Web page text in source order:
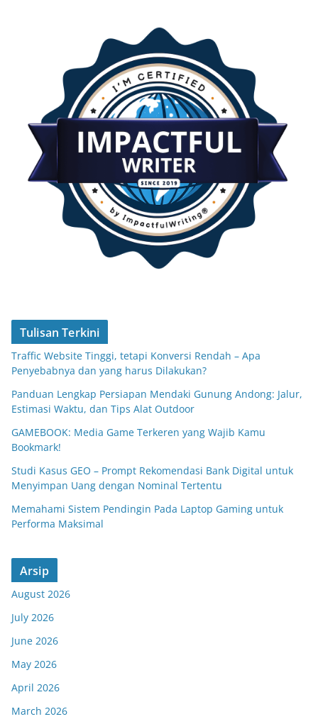
Tulisan Terkini
Traffic Website Tinggi, tetapi Konversi Rendah – Apa
Penyebabnya dan yang harus Dilakukan?
Panduan Lengkap Persiapan Mendaki Gunung Andong: Jalur,
Estimasi Waktu, dan Tips Alat Outdoor
GAMEBOOK: Media Game Terkeren yang Wajib Kamu
Bookmark!
Studi Kasus GEO – Prompt Rekomendasi Bank Digital untuk
Menyimpan Uang dengan Nominal Tertentu
Memahami Sistem Pendingin Pada Laptop Gaming untuk
Performa Maksimal
Arsip
August 2026
July 2026
June 2026
May 2026
April 2026
March 2026